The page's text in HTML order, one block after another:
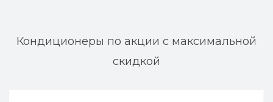
Кондиционеры по акции с максимальной
скидкой